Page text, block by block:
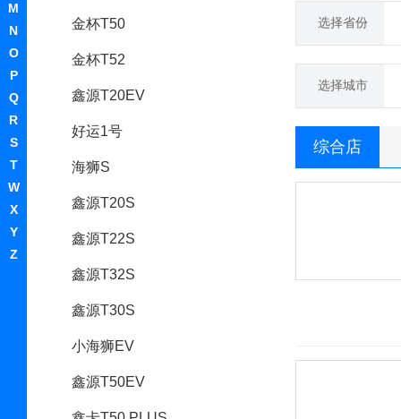
M
N
O
P
Q
R
S
T
W
X
Y
Z
金杯T50
金杯T52
鑫源T20EV
好运1号
海狮S
鑫源T20S
鑫源T22S
鑫源T32S
鑫源T30S
小海狮EV
鑫源T50EV
选择省份
选择城市
综合店